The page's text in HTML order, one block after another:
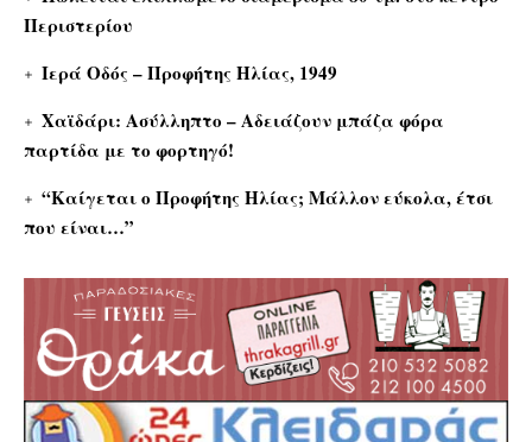
Περιστερίου
Ιερά Οδός – Προφήτης Ηλίας, 1949
Χαϊδάρι: Ασύλληπτο – Αδειάζουν μπάζα φόρα
παρτίδα με το φορτηγό!
“Καίγεται ο Προφήτης Ηλίας; Μάλλον εύκολα, έτσι
που είναι…”